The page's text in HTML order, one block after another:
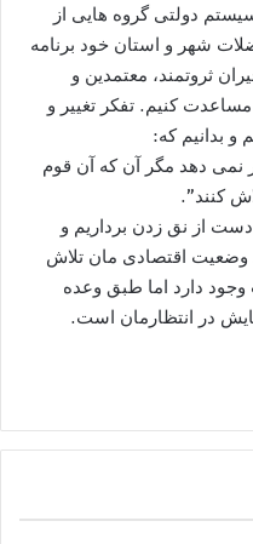
دولتی گروه هایی از
شهر و استان خود برنامه
ثروتمند، معتمدین و
کنیم. تفکر تغییر و
و بدانیم که:
نمی دهد مگر آن که آن قوم
کنند”.
از نق زدن برداریم و
وضعیت اقتصادی مان تلاش
دارد اما طبق وعده
در انتظارمان است.